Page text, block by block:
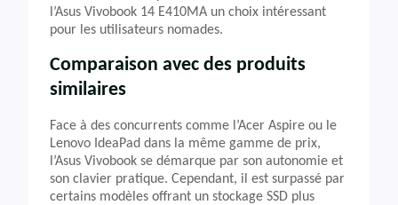
l’Asus Vivobook 14 E410MA un choix intéressant
pour les utilisateurs nomades.
Comparaison avec des produits
similaires
Face à des concurrents comme l’Acer Aspire ou le
Lenovo IdeaPad dans la même gamme de prix,
l’Asus Vivobook se démarque par son autonomie et
son clavier pratique. Cependant, il est surpassé par
certains modèles offrant un stockage SSD plus